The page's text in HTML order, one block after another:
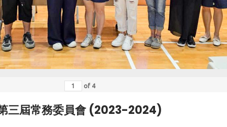
of 4
三屆常務委員會 (2023-2024)